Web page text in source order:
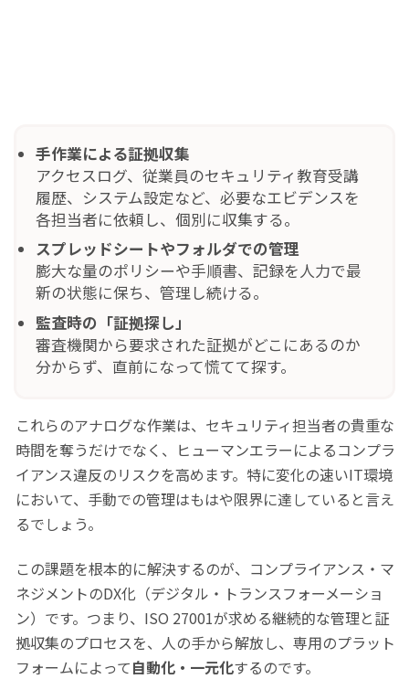
手作業による証拠収集
アクセスログ、従業員のセキュリティ教育受講
履歴、システム設定など、必要なエビデンスを
各担当者に依頼し、個別に収集する。
スプレッドシートやフォルダでの管理
膨大な量のポリシーや手順書、記録を人力で最
新の状態に保ち、管理し続ける。
監査時の「証拠探し」
審査機関から要求された証拠がどこにあるのか
分からず、直前になって慌てて探す。
これらのアナログな作業は、セキュリティ担当者の貴重な
時間を奪うだけでなく、ヒューマンエラーによるコンプラ
イアンス違反のリスクを高めます。特に変化の速いIT環境
において、手動での管理はもはや限界に達していると言え
るでしょう。
この課題を根本的に解決するのが、コンプライアンス・マ
ネジメントのDX化（デジタル・トランスフォーメーショ
ン）です。つまり、ISO 27001が求める継続的な管理と証
拠収集のプロセスを、人の手から解放し、専用のプラット
フォームによって自動化・一元化するのです。